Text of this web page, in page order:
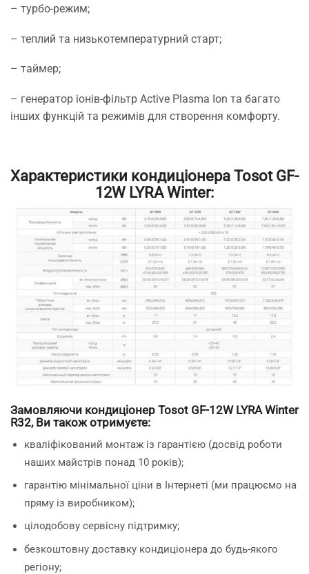
– турбо-режим;
– теплий та низькотемпературний старт;
– таймер;
– генератор іонів-фільтр Active Plasma Ion та багато
інших функцій та режимів для створення комфорту.
Характеристики кондиціонера Tosot GF-
12W LYRA Winter:
Замовляючи кондиціонер Tosot GF-12W LYRA Winter
R32, Ви також отримуєте:
кваліфікований монтаж із гарантією (досвід роботи
наших майстрів понад 10 років);
гарантію мінімальної ціни в Інтернеті (ми працюємо на
пряму із виробником);
цілодобову сервісну підтримку;
безкоштовну доставку кондиціонера до будь-якого
регіону;